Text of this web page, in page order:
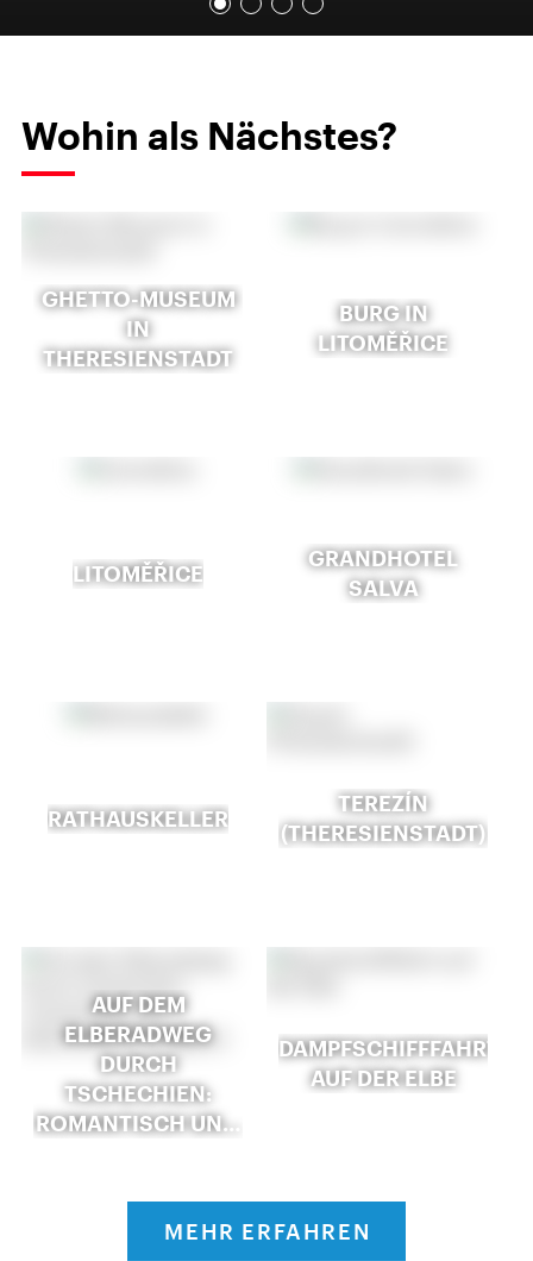
Wohin als Nächstes?
GHETTO-MUSEUM
IN
THERESIENSTADT
BURG IN
LITOMĚŘICE
LITOMĚŘICE
GRANDHOTEL
SALVA
RATHAUSKELLER
TEREZÍN
(THERESIENSTADT)
AUF DEM
ELBERADWEG
DURCH
TSCHECHIEN:
ROMANTISCH UN…
DAMPFSCHIFFFAHRT
AUF DER ELBE
MEHR ERFAHREN